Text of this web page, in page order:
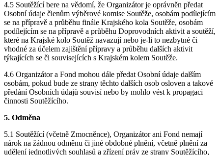
4.5 Soutěžící bere na vědomí, že Organizátor je oprávněn předat
Osobní údaje členům výběrové komise Soutěže, osobám podílejícím
se na přípravě a průběhu finále Krajského kola Soutěže, osobám
podílejícím se na přípravě a průběhu Doprovodních aktivit a soutěží,
které na Krajské kolo Soutěž navazují nebo je-li to nezbytné či
vhodné za účelem zajištění přípravy a průběhu dalších aktivit
týkajících se či souvisejících s Krajském kolem Soutěže.
4.6 Organizátor a Fond mohou dále předat Osobní údaje dalším
osobám, pokud bude ze strany těchto dalších osob osloven a takové
předání Osobních údajů souvisí nebo by mohlo vést k propagaci
činnosti Soutěžícího.
5. Odměna
5.1 Soutěžící (včetně Zmocněnce), Organizátor ani Fond nemají
nárok na žádnou odměnu či jiné obdobné plnění, včetně plnění za
udělení jednotlivých souhlasů a zřízení práv ze strany Soutěžícího,